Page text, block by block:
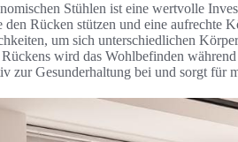
Stühlen ist eine wertvolle
den Rücken stützen und eine aufrechte
um sich unterschiedlichen
wird das Wohlbefinden
zur Gesunderhaltung bei und sorgt für